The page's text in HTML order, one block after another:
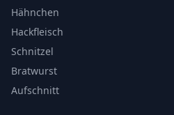
Hähnchen
Hackfleisch
Schnitzel
Bratwurst
Aufschnitt